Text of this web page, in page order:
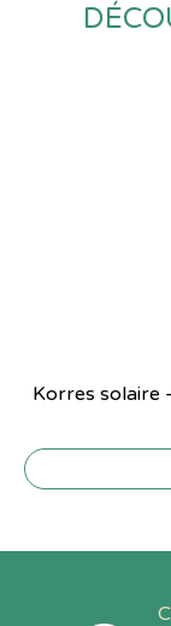
Korres solaire